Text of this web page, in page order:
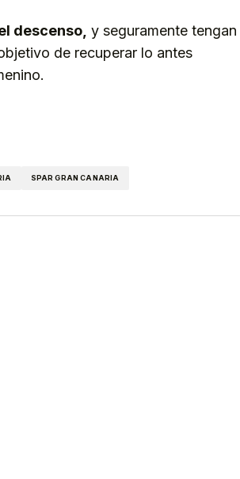
descenso, y seguramente tengan
de recuperar lo antes
SPAR GRAN CANARIA